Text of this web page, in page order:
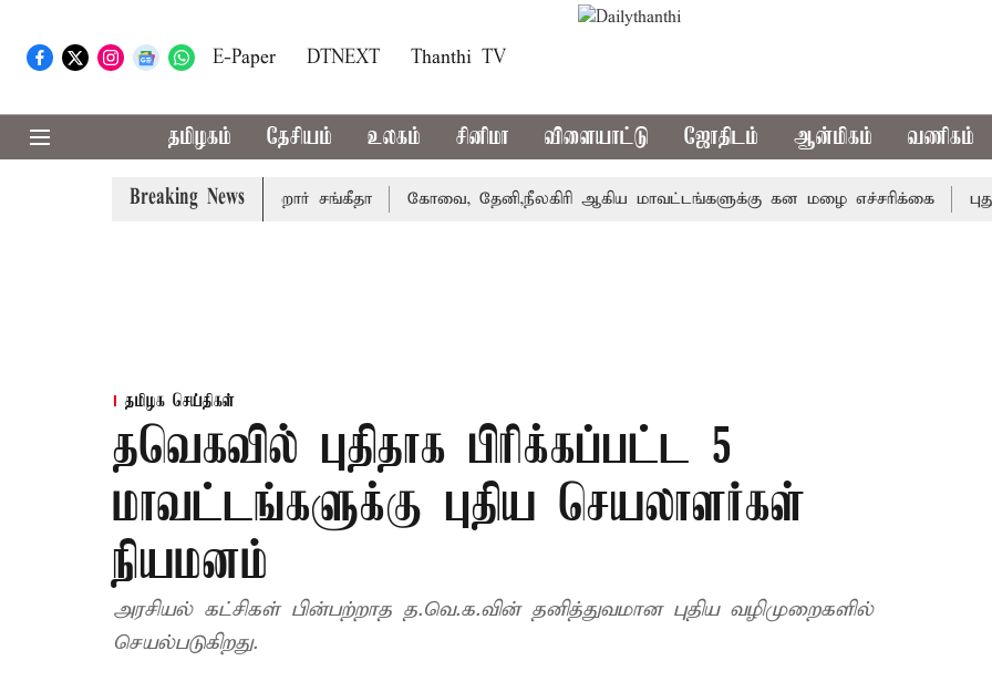
E-Paper DTNEXT Thanthi TV
தமிழகம் தேசியம் உலகம் சினிமா விளையாட்டு ஜோதிடம் ஆன்மிகம் வணிகம்
Breaking News
வழக்கை வாபஸ் பெற்றார் சங்கீதா கோவை, தேனி,நீலகிரி ஆகிய மாவட்டங்களுக்கு கன மழை எச்சரிக்கை
தமிழக செய்திகள்
தவெகவில் புதிதாக பிரிக்கப்பட்ட 5
மாவட்டங்களுக்கு புதிய செயலாளர்கள்
நியமனம்
அரசியல் கட்சிகள் பின்பற்றாத த.வெ.க.வின் தனித்துவமான புதிய வழிமுறைகளில்
செயல்படுகிறது.